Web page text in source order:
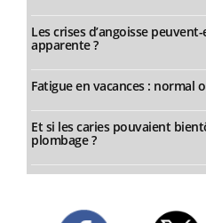
Les crises d’angoisse
apparente ?
Fatigue en vacances : normal
Et si les caries pouvaient
plombage ?